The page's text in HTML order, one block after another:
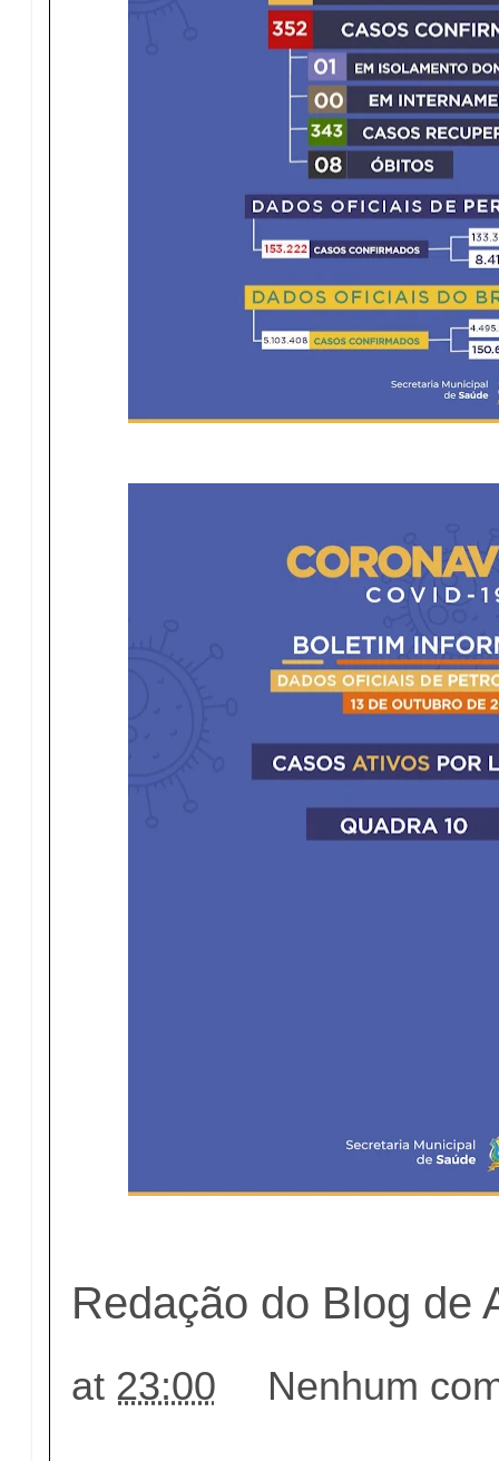
Redação do Blog de
at 23:00 Nenhum